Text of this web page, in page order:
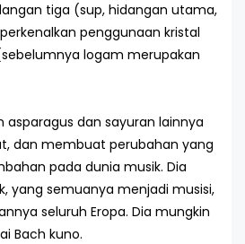
tiga (sup, hidangan utama,
penggunaan kristal
logam merupakan
asparagus dan sayuran lainnya
dan membuat perubahan yang
pada dunia musik. Dia
yang semuanya menjadi musisi,
seluruh Eropa. Dia mungkin
Bach kuno.